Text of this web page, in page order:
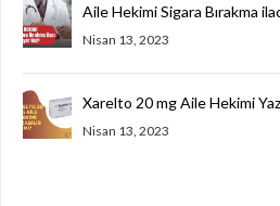
Aile Hekimi Sigara Bırakma
Nisan 13, 2023
Xarelto 20 mg Aile Hekimi
Nisan 13, 2023